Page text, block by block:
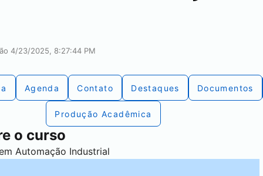
4/23/2025, 8:27:44 PM
Agenda Contato Destaques Documentos
Produção Acadêmica
o curso
Automação Industrial